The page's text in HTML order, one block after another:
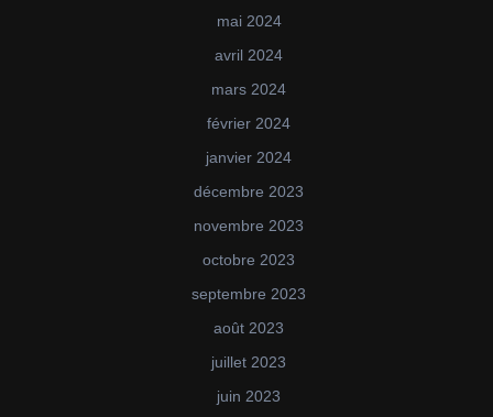
mai 2024
avril 2024
mars 2024
février 2024
janvier 2024
décembre 2023
novembre 2023
octobre 2023
septembre 2023
août 2023
juillet 2023
juin 2023